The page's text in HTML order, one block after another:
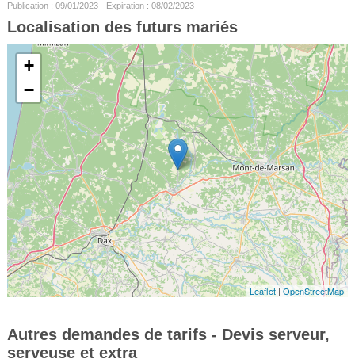
Publication : 09/01/2023 - Expiration : 08/02/2023
Localisation des futurs mariés
+
−
Leaflet |OpenStreetMap
Autres demandes de tarifs - Devis serveur,
serveuse et extra